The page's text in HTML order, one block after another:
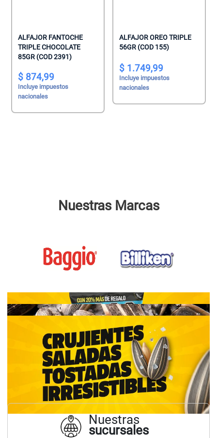
874,99
Incluye impuestos
nacionales
ALFAJOR FANTOCHE
TRIPLE CHOCOLATE
85GR (COD 2391)
1.749,99
Incluye impuestos
nacionales
ALFAJOR OREO TRIPLE
56GR (COD 155)
Nuestras Marcas
Nuestras
sucursales